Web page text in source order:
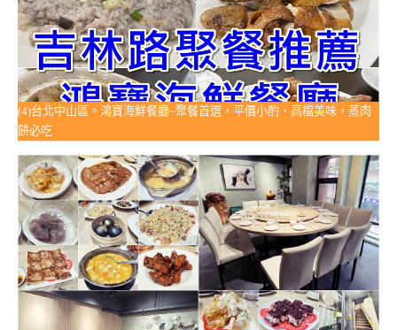
(4)台北中山區。鴻寶海鮮餐廳~聚餐首選，平價小酌、高檔美味，蒸肉
餅必吃